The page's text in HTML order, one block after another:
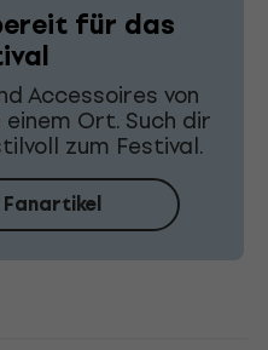
für das
Accessoires von
Ort. Such dir
zum Festival.
Fanartikel